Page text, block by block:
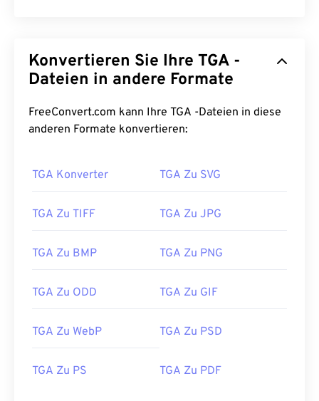
Konvertieren Sie Ihre TGA -
Dateien in andere Formate
FreeConvert.com kann Ihre TGA -Dateien in diese
anderen Formate konvertieren:
TGA Konverter TGA Zu SVG
TGA Zu TIFF TGA Zu JPG
TGA Zu BMP TGA Zu PNG
TGA Zu ODD TGA Zu GIF
TGA Zu WebP TGA Zu PSD
TGA Zu PS TGA Zu PDF